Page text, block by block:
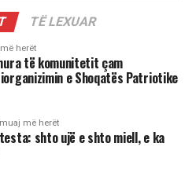
TË LEXUAR
herët
të komunitetit çam
e Shoqatës Patriotike
më herët
shto ujë e shto miell, e ka